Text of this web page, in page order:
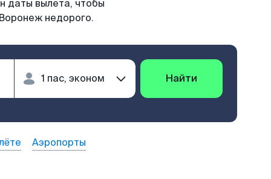
даты вылета, чтобы
недорого.
Найти
Аэропорты